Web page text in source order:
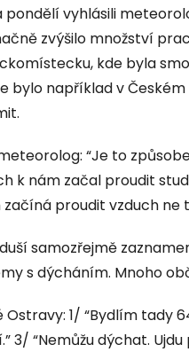
pondělí vyhlásili
zvýšilo množství
kde byla
bylo například v
“Je to
k nám začal proudit
proudit vzduch ne
samozřejmě
s dýcháním. Mnoho
1/ “Bydlím tady
3/ “Nemůžu dýchat.